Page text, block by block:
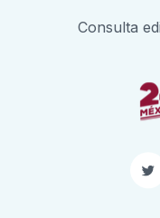
Consulta